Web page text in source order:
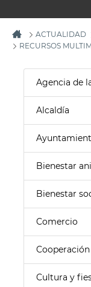
ACTUALIDAD
RECURSOS
Agencia de
Alcaldía
Bienestar
Bienestar
Comercio
Cultura y